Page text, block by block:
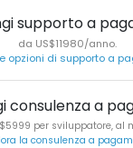
supporto a
da US$11980/anno.
opzioni di supporto a
consulenza a
per sviluppatore, al
la consulenza a